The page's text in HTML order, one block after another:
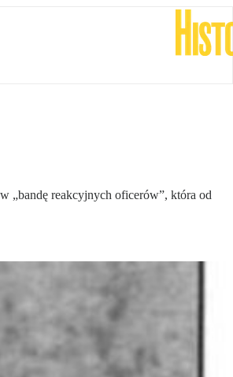
„bandę reakcyjnych oficerów”, która od